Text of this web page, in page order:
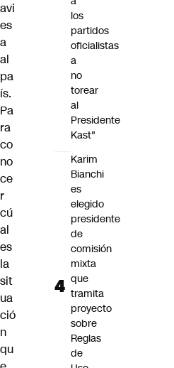
avi
es
a
al
pa
ís.
Pa
ra
co
no
ce
r
cú
al
es
la
sit
ua
ció
n
qu
los
partidos
oficialistas
a
no
torear
al
Presidente
Kast"
Karim
Bianchi
es
elegido
presidente
de
comisión
mixta
que
tramita
proyecto
sobre
Reglas
de